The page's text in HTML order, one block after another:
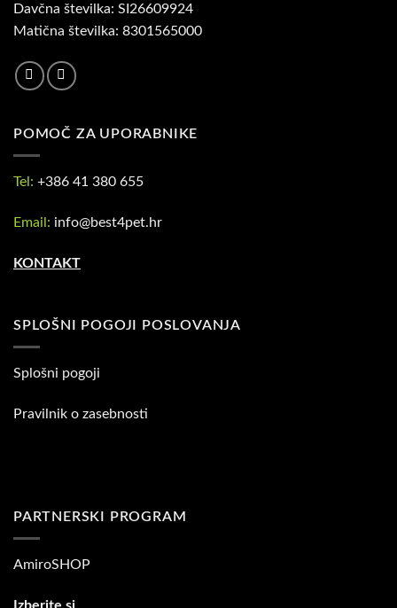
Davčna številka: SI26609924
Matična številka: 8301565000
POMOČ ZA UPORABNIKE
Tel: +386 41 380 655
Email: info@best4pet.hr
KONTAKT
SPLOŠNI POGOJI POSLOVANJA
Splošni pogoji
Pravilnik o zasebnosti
PARTNERSKI PROGRAM
AmiroSHOP